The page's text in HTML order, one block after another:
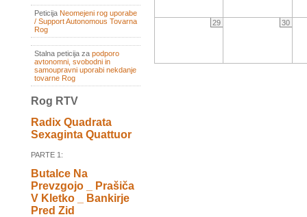
Peticija Neomejeni rog uporabe
/ Support Autonomous Tovarna
Rog
Stalna peticija za podporo
avtonomni, svobodni in
samoupravni uporabi nekdanje
tovarne Rog
Rog RTV
Radix Quadrata
Sexaginta Quattuor
PARTE 1:
Butalce Na
Prevzgojo _ Prašiča
V Kletko _ Bankirje
Pred Zid
29 30